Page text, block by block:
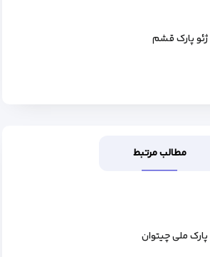
ژئو پارک قشم
مطالب مرتبط
پارک ملی چیتوان